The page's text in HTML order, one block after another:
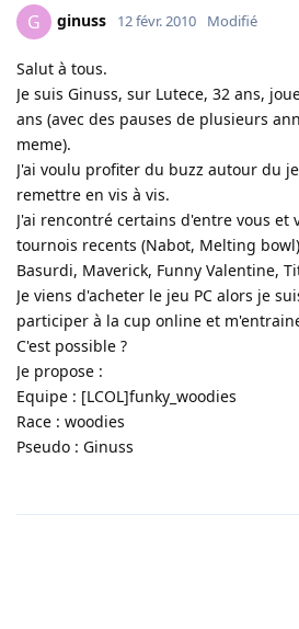
G ginuss 12 févr. 2010 Modifié
Salut à tous.
Je suis Ginuss, sur Lutece, 32 ans,
ans (avec des pauses de plusieurs
meme).
J'ai voulu profiter du buzz autour du
remettre en vis à vis.
J'ai rencontré certains d'entre vous et
tournois recents (Nabot, Melting
Basurdi, Maverick, Funny Valentine,
Je viens d'acheter le jeu PC alors je
participer à la cup online et
C'est possible ?
Je propose :
Equipe : [LCOL]funky_woodies
Race : woodies
Pseudo : Ginuss